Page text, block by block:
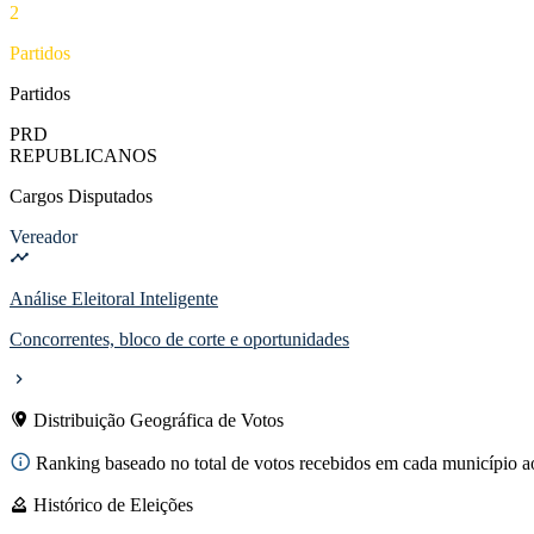
2
Partidos
Partidos
PRD
REPUBLICANOS
Cargos Disputados
Vereador
Análise Eleitoral Inteligente
Concorrentes, bloco de corte e oportunidades
Distribuição Geográfica de Votos
Ranking baseado no total de votos recebidos em cada município
Histórico de Eleições